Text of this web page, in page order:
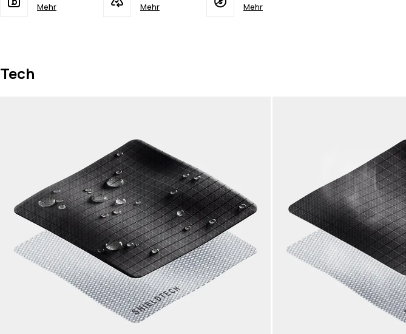
Mehr
Mehr
Mehr
Tech